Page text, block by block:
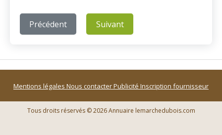
Précédent Suivant
Mentions légales Nous contacterPublicité Inscription fournisseur
Tous droits réservés © 2026 Annuaire lemarchedubois.com